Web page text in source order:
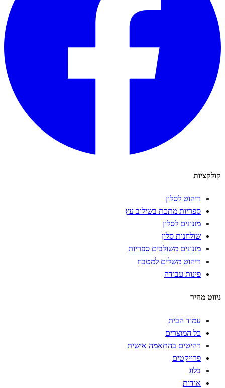
קולקציות
ריהוט לסלון
ספריות מתכת בשילוב עץ
מזנונים לסלון
שולחנות סלון
מזנונים משולבים ספריות
ריהוט משלים למטבח
פינות עבודה
ניווט מהיר
עמוד הבית
כל המוצרים
רהיטים בהתאמה אישית
פרויקטים
בלוג
אודות